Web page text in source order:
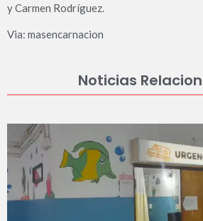
y Carmen Rodríguez.
Via: masencarnacion
Noticias